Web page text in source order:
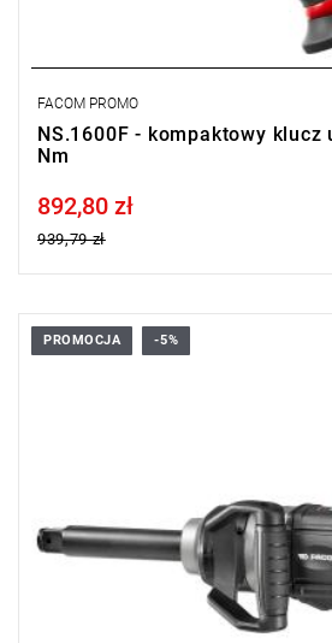
FACOM PROMO
NS.1600F - kompaktowy klucz
Nm
Price tax included
892,80 zł
939,79 zł
•Wymiary: L: 493 mm, L1: 101 mm, H: 97
PROMOCJA -5%